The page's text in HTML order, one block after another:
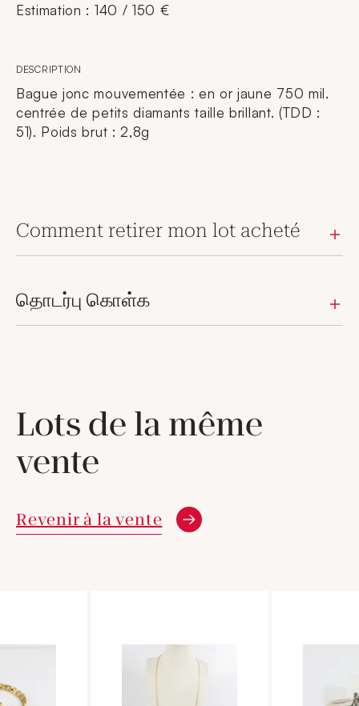
Estimation : 140 / 150 €
DESCRIPTION
Bague jonc mouvementée : en or jaune 750 mil.
centrée de petits diamants taille brillant. (TDD :
51). Poids brut : 2,8g
Comment retirer mon lot acheté
தொடர்பு கொள்க
Lots de la même
vente
Revenir à la vente